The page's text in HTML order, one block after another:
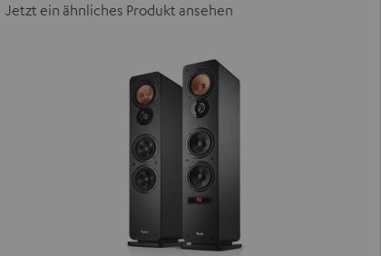
Jetzt ein ähnliches Produkt ansehen